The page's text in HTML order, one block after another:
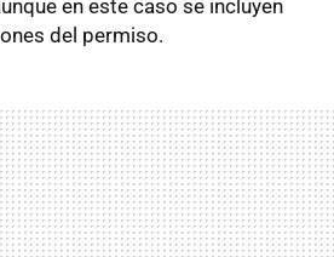
en este caso se incluyen
del permiso.